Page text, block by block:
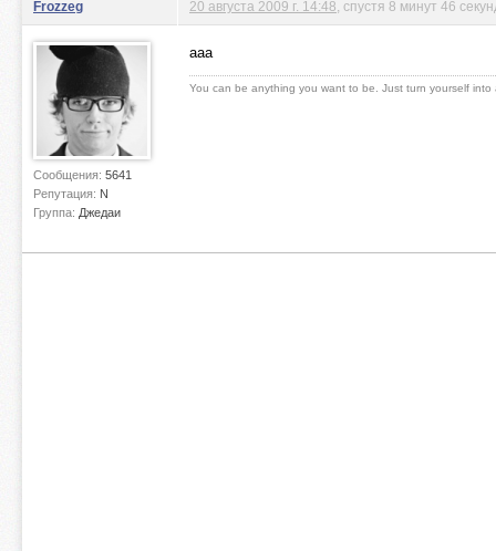
Frozzeg
Сообщения: 5641
Репутация: N
Группа: Джедаи
20 августа 2009 г. 14:48 , спустя 8 минут 46
ааа
You can be anything you want to be. Just turn yourself